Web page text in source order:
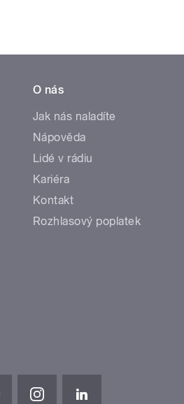
O nás
Jak nás naladíte
Nápověda
Lidé v rádiu
Kariéra
Kontakt
Rozhlasový poplatek